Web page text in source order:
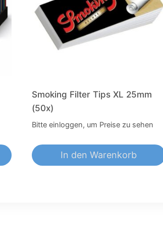
Smoking Filter Tips XL 25mm
(50x)
Bitte einloggen, um Preise zu sehen
In den Warenkorb